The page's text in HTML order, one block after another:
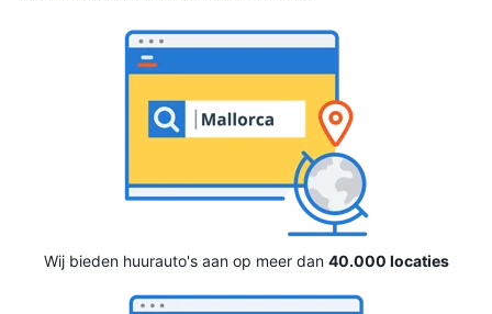
Wij bieden huurauto's aan op meer dan 40.000 locaties